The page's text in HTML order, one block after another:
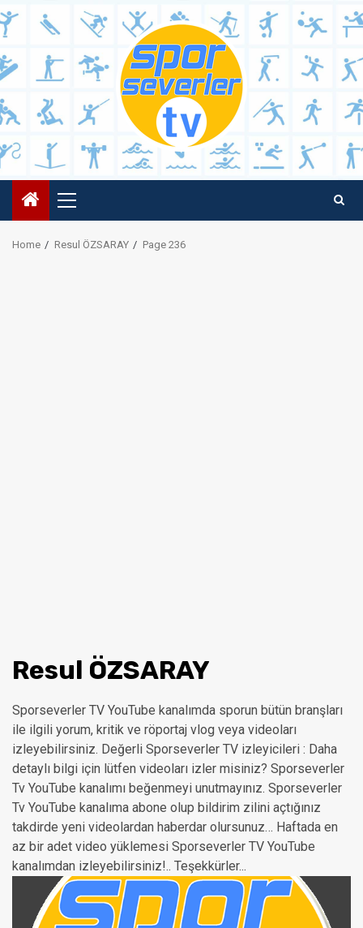
Skip
to
Primary
Menu
Home Resul ÖZSARAY Page 236
Resul ÖZSARAY
Sporseverler TV YouTube kanalımda sporun bütün branşları
ile ilgili yorum, kritik ve röportaj vlog veya videoları
izleyebilirsiniz. Değerli Sporseverler TV izleyicileri : Daha
detaylı bilgi için lütfen videoları izler misiniz? Sporseverler
Tv YouTube kanalımı beğenmeyi unutmayınız. Sporseverler
Tv YouTube kanalıma abone olup bildirim zilini açtığınız
takdirde yeni videolardan haberdar olursunuz… Haftada en
az bir adet video yüklemesi Sporseverler TV YouTube
kanalımdan izleyebilirsiniz!.. Teşekkürler...